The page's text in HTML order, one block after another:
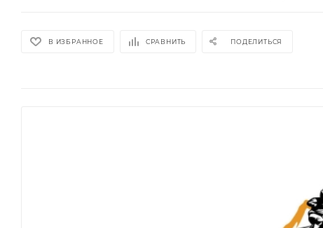
В ИЗБРАННОЕ СРАВНИТЬ ПОДЕЛИТЬСЯ